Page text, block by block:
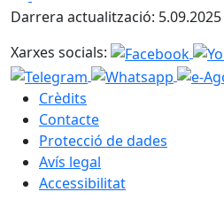
−
Darrera actualització:
Xarxes socials:
Crèdits
Contacte
Protecció de dades
Avís legal
Accessibilitat